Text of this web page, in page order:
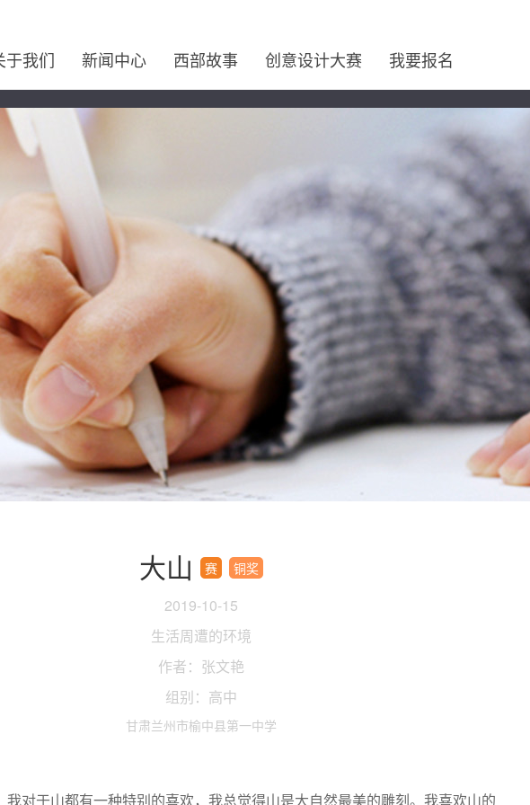
于我们 新闻中心 西部故事 创意设计大赛 我要报名
大山 赛 铜奖
2019-10-15
生活周遭的环境
作者：张文艳
组别：高中
甘肃兰州市榆中县第一中学
我对于山都有一种特别的喜欢，我总觉得山是大自然最美的雕刻。我喜欢山的